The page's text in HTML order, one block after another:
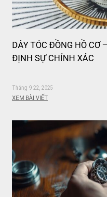
DÂY TÓC ĐỒNG HỒ CƠ
ĐỊNH SỰ CHÍNH XÁC
Tháng 9 22, 2025
XEM BÀI VIẾT